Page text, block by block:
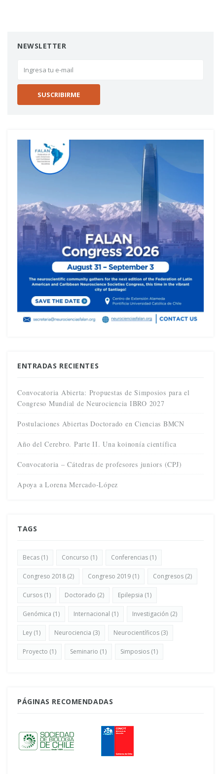
NEWSLETTER
ENTRADAS RECIENTES
Convocatoria Abierta: Propuestas de Simposios para el
Congreso Mundial de Neurociencia IBRO 2027
Postulaciones Abiertas Doctorado en Ciencias BMCN
Año del Cerebro. Parte II. Una koinonía científica
Convocatoria – Cátedras de profesores juniors (CPJ)
Apoya a Lorena Mercado-López
TAGS
Becas (1) Concurso (1) Conferencias (1)
Congreso 2018 (2) Congreso 2019 (1) Congresos (2)
Cursos (1) Doctorado (2) Epilepsia (1)
Genómica (1) Internacional (1) Investigación (2)
Ley (1) Neurociencia (3) Neurocientíficos (3)
Proyecto (1) Seminario (1) Simposios (1)
PÁGINAS RECOMENDADAS